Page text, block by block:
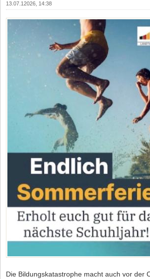
13.07.12026, 14:38
Die Bildungskatastrophe macht auch vor der